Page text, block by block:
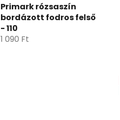
Primark rózsaszín
bordázott fodros felső
- 110
1 090 Ft